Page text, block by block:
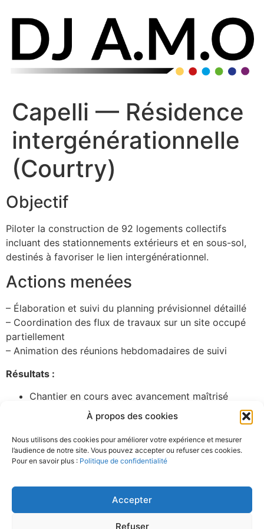
À propos des cookies
Nous utilisons des cookies pour améliorer votre expérience et mesurer
l’audience de notre site. Vous pouvez accepter ou refuser ces cookies.
Pour en savoir plus : Politique de confidentialité
Accepter
Refuser
Capelli — Résidence
intergénérationnelle
(Courtry)
Objectif
Piloter la construction de 92 logements collectifs
incluant des stationnements extérieurs et en sous-sol,
destinés à favoriser le lien intergénérationnel.
Actions menées
– Élaboration et suivi du planning prévisionnel détaillé
– Coordination des flux de travaux sur un site occupé
partiellement
– Animation des réunions hebdomadaires de suivi
Résultats :
Chantier en cours avec avancement maîtrisé
Bonne anticipation des interfaces parking /
Vous avez un projet similaire ?
Contactez-nous